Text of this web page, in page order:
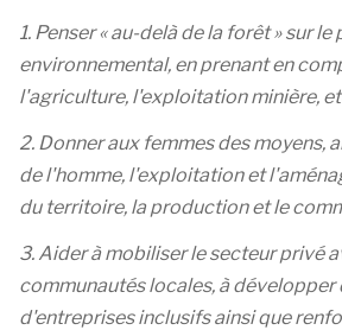
1. Penser « au-delà de la forêt » sur le
environnemental, en prenant en
l'agriculture, l'exploitation minière,
2. Donner aux femmes des moyens,
de l'homme, l'exploitation et
du territoire, la production et le
3. Aider à mobiliser le secteur privé
communautés locales, à développer
d'entreprises inclusifs ainsi que